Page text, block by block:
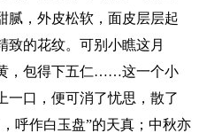
腻，外皮松软，面皮层层起
致的花纹。可别小瞧这月
，包得下五仁……这一个小
一口，便可消了忧思，散了
呼作白玉盘”的天真；中秋亦